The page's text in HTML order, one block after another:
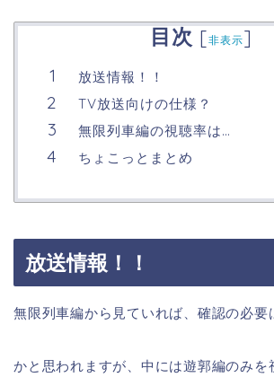
目次 [非表示]
放送情報！！
TV放送向けの仕様？
無限列車編の視聴率は…
ちょこっとまとめ
放送情報！！
無限列車編から見ていれば、確認の必要
かと思われますが、中には遊郭編のみを